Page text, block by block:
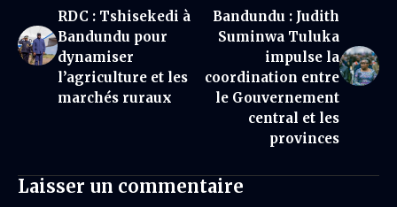
RDC : Tshisekedi à
Bandundu pour
dynamiser
l’agriculture et les
marchés ruraux
Bandundu : Judith
Suminwa Tuluka
impulse la
coordination entre
le Gouvernement
central et les
provinces
Laisser un commentaire